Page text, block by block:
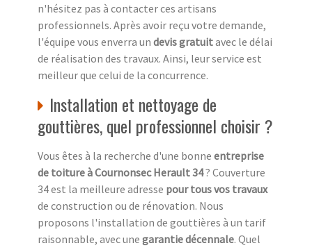
n'hésitez pas à contacter ces artisans
professionnels. Après avoir reçu votre demande,
l'équipe vous enverra un devis gratuitavec le délai
de réalisation des travaux. Ainsi, leur service est
meilleur que celui de la concurrence.
Installation et nettoyage de
gouttières, quel professionnel choisir ?
Vous êtes à la recherche d'une bonne entreprise
de toiture à Cournonsec Herault 34? Couverture
34 est la meilleure adresse pour tous vos travaux
de construction ou de rénovation. Nous
proposons l'installation de gouttières à un tarif
raisonnable, avec une garantie décennale. Quel